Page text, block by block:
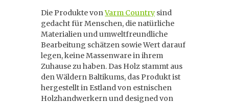
Die Produkte vonVarm Country sind
gedacht für Menschen, die natürliche
Materialien und umweltfreundliche
Bearbeitung schätzen sowie Wert darauf
legen, keine Massenware in ihrem
Zuhause zu haben. Das Holz stammt aus
den Wäldern Baltikums, das Produkt ist
hergestellt in Estland von estnischen
Holzhandwerkern und designed von